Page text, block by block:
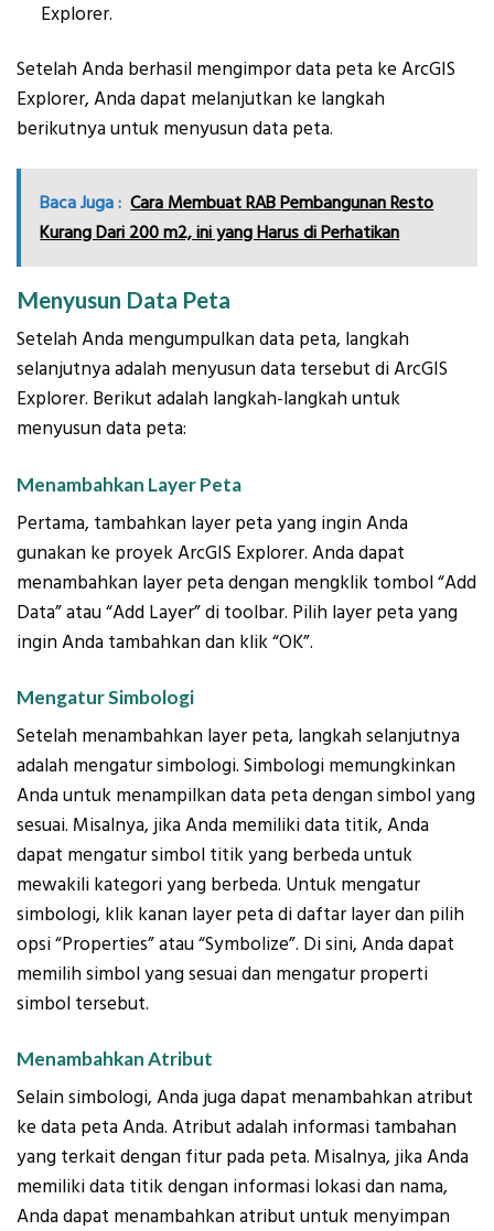
Explorer.
Setelah Anda berhasil mengimpor data peta ke ArcGIS
Explorer, Anda dapat melanjutkan ke langkah
berikutnya untuk menyusun data peta.
Baca Juga : Cara Membuat RAB Pembangunan Resto
Kurang Dari 200 m2, ini yang Harus di Perhatikan
Menyusun Data Peta
Setelah Anda mengumpulkan data peta, langkah
selanjutnya adalah menyusun data tersebut di ArcGIS
Explorer. Berikut adalah langkah-langkah untuk
menyusun data peta:
Menambahkan Layer Peta
Pertama, tambahkan layer peta yang ingin Anda
gunakan ke proyek ArcGIS Explorer. Anda dapat
menambahkan layer peta dengan mengklik tombol “Add
Data” atau “Add Layer” di toolbar. Pilih layer peta yang
ingin Anda tambahkan dan klik “OK”.
Mengatur Simbologi
Setelah menambahkan layer peta, langkah selanjutnya
adalah mengatur simbologi. Simbologi memungkinkan
Anda untuk menampilkan data peta dengan simbol yang
sesuai. Misalnya, jika Anda memiliki data titik, Anda
dapat mengatur simbol titik yang berbeda untuk
mewakili kategori yang berbeda. Untuk mengatur
simbologi, klik kanan layer peta di daftar layer dan pilih
opsi “Properties” atau “Symbolize”. Di sini, Anda dapat
memilih simbol yang sesuai dan mengatur properti
simbol tersebut.
Menambahkan Atribut
Selain simbologi, Anda juga dapat menambahkan atribut
ke data peta Anda. Atribut adalah informasi tambahan
yang terkait dengan fitur pada peta. Misalnya, jika Anda
memiliki data titik dengan informasi lokasi dan nama,
Anda dapat menambahkan atribut untuk menyimpan